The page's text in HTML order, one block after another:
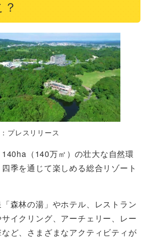
プレスリリース
（140万㎡）の壮大な自然環
季を通じて楽しめる総合リゾート
森林の湯」やホテル、レストラン
イクリング、アーチェリー、レー
ど、さまざまなアクティビティが